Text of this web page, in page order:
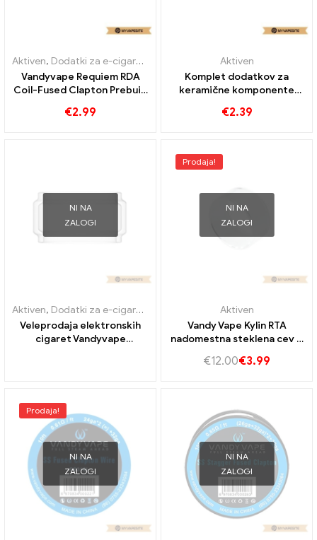
Aktiven, Dodatki za e-cigarete
Vandyvape Requiem RDA
Coil-Fused Clapton Prebuilt
Zigaretten Großhandel丨
€2.99
Aktiven
Komplet dodatkov za
keramične komponente
cigarete na debelo丨Po
€2.39
NI NA
ZALOGI
Aktiven, Dodatki za e-cigarete
Veleprodaja elektronskih
cigaret Vandyvape
Prodaja!
NI NA
ZALOGI
Aktiven
Vandy Vape Kylin RTA
nadomestna steklena cev –
cigarete na debelo丨Po
€12.00€3.99
Prodaja!
NI NA
ZALOGI
NI NA
ZALOGI